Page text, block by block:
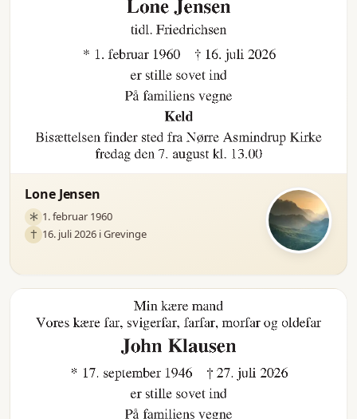
Lone Jensen
1. februar 1960
16. juli 2026 i Grevinge